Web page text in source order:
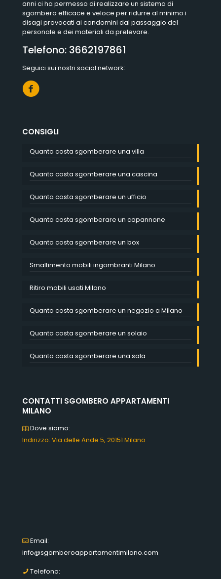
anni ci ha permesso di realizzare un sistema di
sgombero efficace e veloce per ridurre al minimo i
disagi provocati ai condomini dal passaggio del
personale e dei materiali da prelevare.
Telefono: 3662197861
Seguici sui nostri social network:
CONSIGLI
Quanto costa sgomberare una villa
Quanto costa sgomberare una cascina
Quanto costa sgomberare un ufficio
Quanto costa sgomberare un capannone
Quanto costa sgomberare un box
Smaltimento mobili ingombranti Milano
Ritiro mobili usati Milano
Quanto costa sgomberare un negozio a Milano
Quanto costa sgomberare un solaio
Quanto costa sgomberare una sala
CONTATTI SGOMBERO APPARTAMENTI
MILANO
Dove siamo:
Indirizzo: Via delle Ande 5, 20151 Milano
Email:
info@sgomberoappartamentimilano.com
Telefono: